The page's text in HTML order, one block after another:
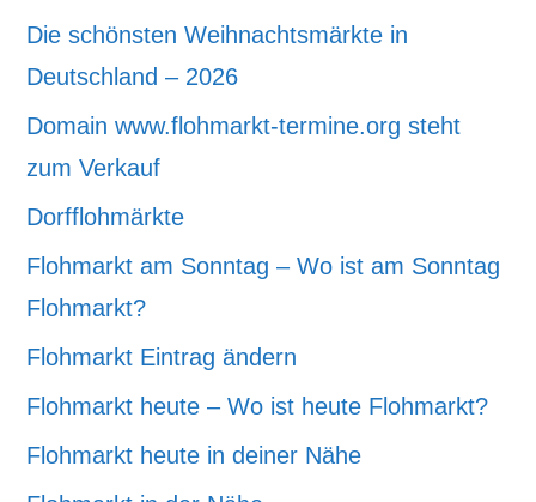
Die schönsten Weihnachtsmärkte in
Deutschland – 2026
Domain www.flohmarkt-termine.org steht
zum Verkauf
Dorfflohmärkte
Flohmarkt am Sonntag – Wo ist am Sonntag
Flohmarkt?
Flohmarkt Eintrag ändern
Flohmarkt heute – Wo ist heute Flohmarkt?
Flohmarkt heute in deiner Nähe